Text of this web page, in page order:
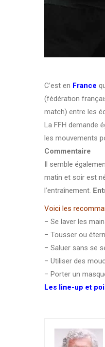
C’est en France
(fédération
match) entre les
La FFH demande
les mouvements
Commentaire
Il semble
matin et soir est
l’entraînement.
Voici les
– Se laver les
– Tousser ou
– Saluer sans se
– Utiliser des
– Porter un
Les line-up et